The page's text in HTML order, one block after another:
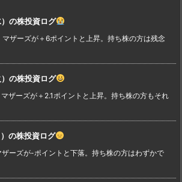
の株投資ログ
ザーズが＋6ポイントと上昇。持ち株の方は残念
の株投資ログ
ザーズが＋2.1ポイントと上昇。持ち株の方もそれ
の株投資ログ
ーズが-ポイントと下落。持ち株の方はわずかで